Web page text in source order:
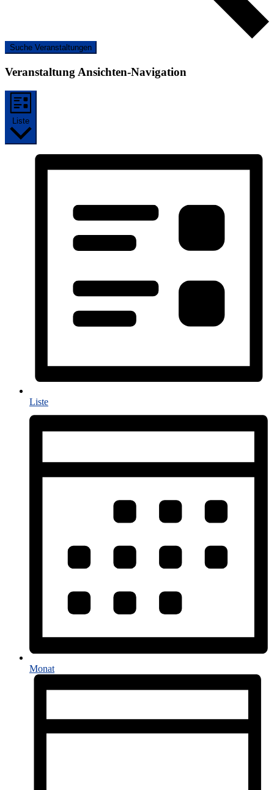
Suche Veranstaltungen
Veranstaltung Ansichten-Navigation
Liste
Liste
Monat